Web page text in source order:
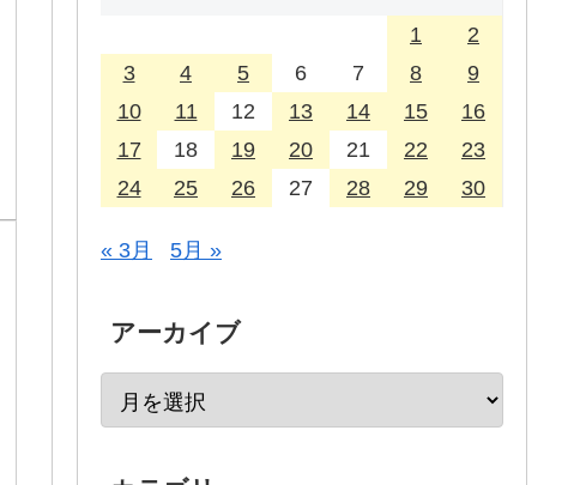
1
2
3
4 5 6 7 8
9
10
11 12 13 14 15
16
17
18 19 20 21 22
23
24
25 26 27 28 29 30
« 3月 5月 »
アーカイブ